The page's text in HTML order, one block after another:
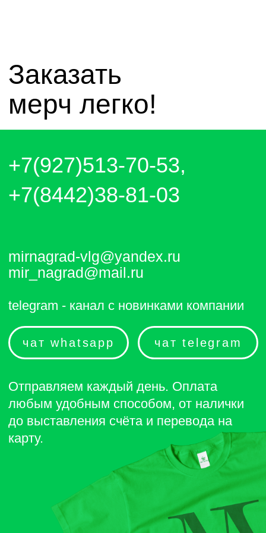
до выставления счёта и перевода на
карту.